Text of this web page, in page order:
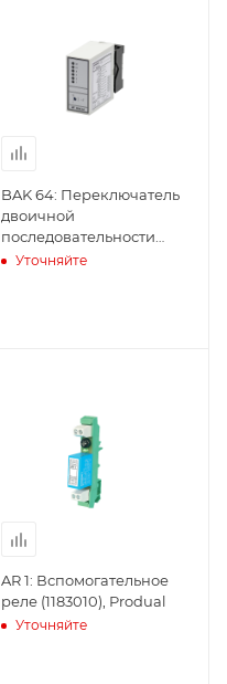
BAK 64: Переключатель
двоичной
последовательности
(1140010), Produal
Уточняйте
AR 1: Вспомогательное
реле (1183010), Produal
Уточняйте